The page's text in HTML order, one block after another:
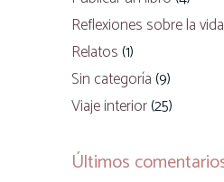
Reflexiones sobre la vida
Relatos (1)
Sin categoría (9)
Viaje interior(25)
Últimos